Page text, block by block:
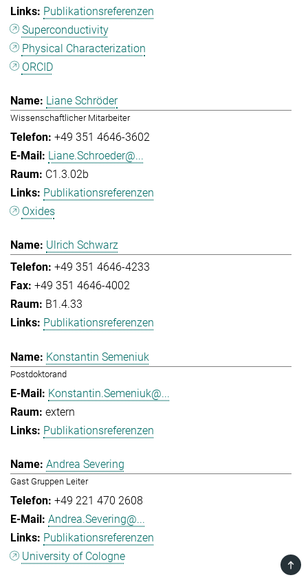
Publikationsreferenzen
Superconductivity
Physical Characterization
ORCID
Liane Schröder
Wissenschaftlicher Mitarbeiter
+49 351 4646-3602
Liane.Schroeder@...
C1.3.02b
Publikationsreferenzen
Oxides
Ulrich Schwarz
+49 351 4646-4233
+49 351 4646-4002
B1.4.33
Publikationsreferenzen
Konstantin Semeniuk
Postdoktorand
Konstantin.Semeniuk@...
extern
Publikationsreferenzen
Andrea Severing
Gast Gruppen Leiter
+49 221 470 2608
Andrea.Severing@...
Publikationsreferenzen
University of Cologne
TOP